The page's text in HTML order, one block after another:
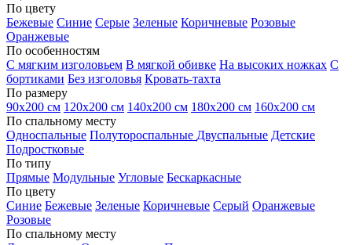
По цвету
Бежевые Синие Серые Зеленые Коричневые Розовые
Оранжевые
По особенностям
С мягким изголовьем В мягкой обивке На высоких ножках С
бортиками Без изголовья Кровать-тахта
По размеру
90х200 см 120х200 см 140х200 см 180х200 см 160х200 см
По спальному месту
Односпальные Полутороспальные Двуспальные Детские
Подростковые
По типу
Прямые Модульные Угловые Бескаркасные
По цвету
Синие Бежевые Зеленые Коричневые Серый Оранжевые
Розовые
По спальному месту